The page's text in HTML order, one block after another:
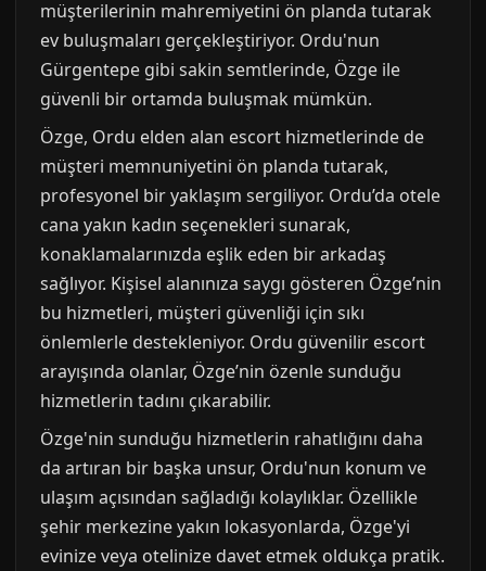
müşterilerinin mahremiyetini ön planda tutarak
ev buluşmaları gerçekleştiriyor. Ordu'nun
Gürgentepe gibi sakin semtlerinde, Özge ile
güvenli bir ortamda buluşmak mümkün.
Özge, Ordu elden alan escort hizmetlerinde de
müşteri memnuniyetini ön planda tutarak,
profesyonel bir yaklaşım sergiliyor. Ordu’da otele
cana yakın kadın seçenekleri sunarak,
konaklamalarınızda eşlik eden bir arkadaş
sağlıyor. Kişisel alanınıza saygı gösteren Özge’nin
bu hizmetleri, müşteri güvenliği için sıkı
önlemlerle destekleniyor. Ordu güvenilir escort
arayışında olanlar, Özge’nin özenle sunduğu
hizmetlerin tadını çıkarabilir.
Özge'nin sunduğu hizmetlerin rahatlığını daha
da artıran bir başka unsur, Ordu'nun konum ve
ulaşım açısından sağladığı kolaylıklar. Özellikle
şehir merkezine yakın lokasyonlarda, Özge'yi
evinize veya otelinize davet etmek oldukça pratik.